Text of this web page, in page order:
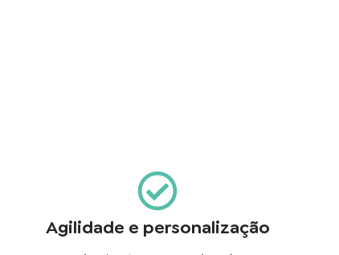
Agilidade e personalização